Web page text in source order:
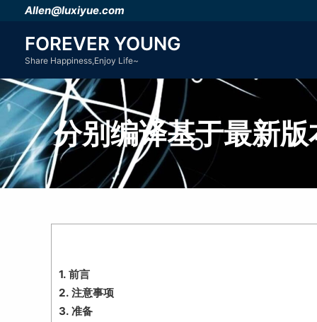
Allen@luxiyue.com
FOREVER YOUNG
Share Happiness,Enjoy Life~
分别编译基于最新
1. 前言
2. 注意事项
3. 准备